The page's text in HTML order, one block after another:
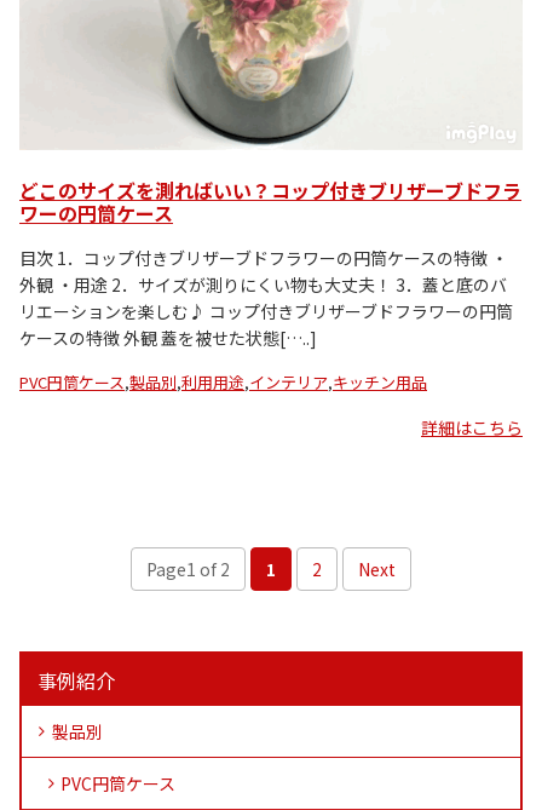
どこのサイズを測ればいい？コップ付きブリザーブドフラ
ワーの円筒ケース
目次 1．コップ付きブリザーブドフラワーの円筒ケースの特徴 ・
外観 ・用途 2．サイズが測りにくい物も大丈夫！ 3．蓋と底のバ
リエーションを楽しむ♪ コップ付きブリザーブドフラワーの円筒
ケースの特徴 外観 蓋を被せた状態[…..]
PVC円筒ケース,製品別,利用用途,インテリア,キッチン用品
詳細はこちら
Page1 of 2 1 2 Next
事例紹介
製品別
PVC円筒ケース